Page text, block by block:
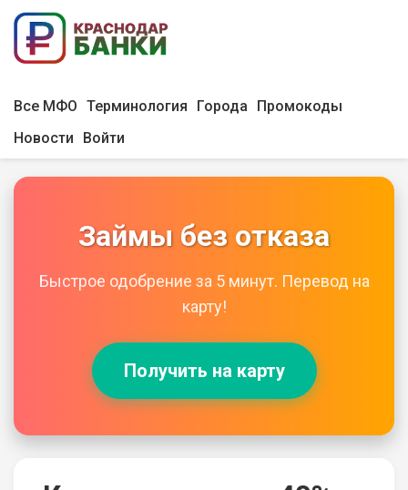
Все МФО Терминология Города
Промокоды
Новости
Войти
Займы без отказа
Быстрое одобрение за 5 минут. Перевод на
карту!
Получить на карту